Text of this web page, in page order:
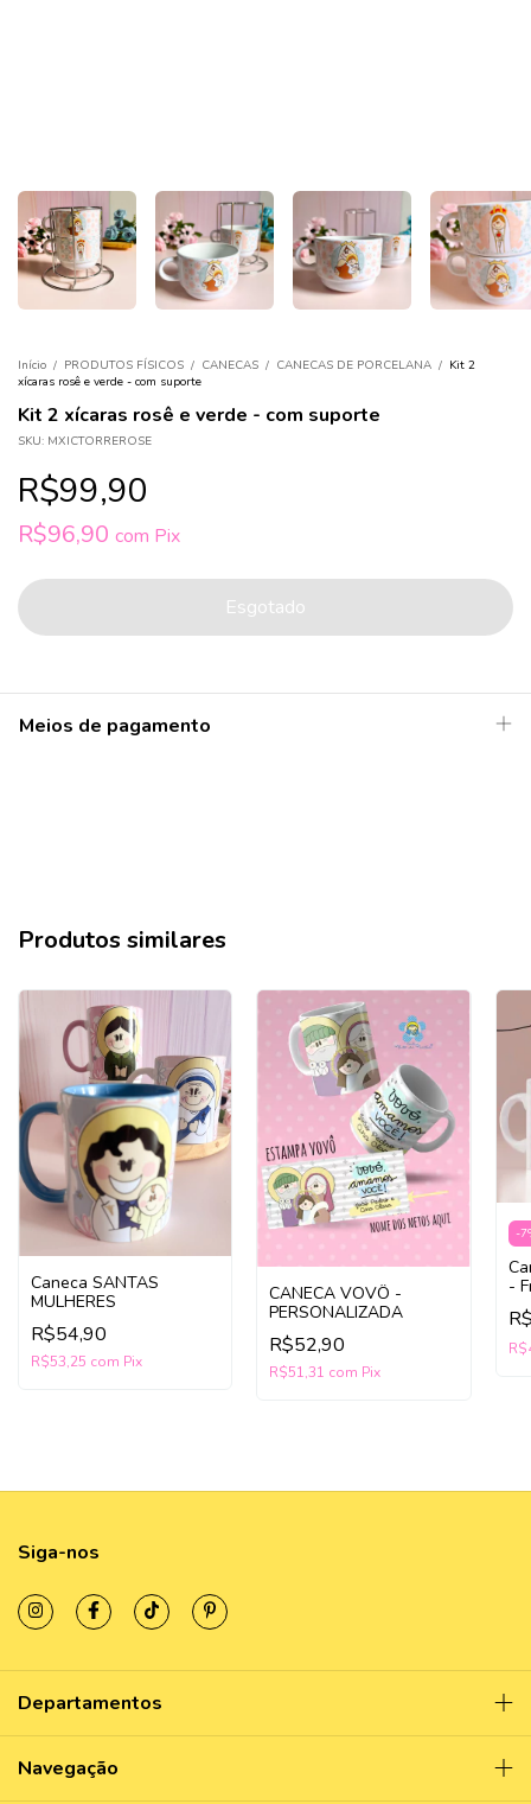
Início / PRODUTOS FÍSICOS / CANECAS / CANECAS DE PORCELANA / Kit 2
xícaras rosê e verde - com suporte
Kit 2 xícaras rosê e verde - com suporte
SKU: MXICTORREROSE
R$99,90
R$96,90 com Pix
Meios de pagamento
Produtos similares
Caneca SANTAS
MULHERES
R$54,90
R$53,25 com Pix
CANECA VOVÔ -
PERSONALIZADA
R$52,90
R$51,31 com Pix
-7
-
Siga-nos
Departamentos
Navegação